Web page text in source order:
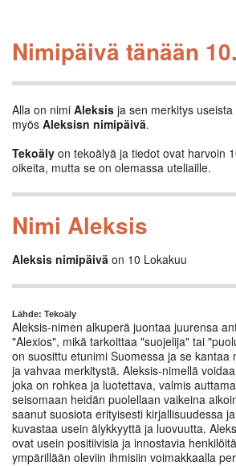
Nimipäivä tänään
Alla on nimi Aleksis ja sen merkitys
myös Aleksisn nimipäivä.
Tekoäly on tekoälyä ja tiedot ovat harvoin
oikeita, mutta se on olemassa uteliaille.
Nimi Aleksis
Aleksis nimipäivä on 10 Lokakuu
Lähde: Tekoäly
Aleksis-nimen alkuperä juontaa juurensa
"Alexios", mikä tarkoittaa "suojelija" tai
on suosittu etunimi Suomessa ja se kantaa
ja vahvaa merkitystä. Aleksis-nimellä
joka on rohkea ja luotettava, valmis
seisomaan heidän puolellaan vaikeina
saanut suosiota erityisesti kirjallisuudessa
kuvastaa usein älykkyyttä ja luovuutta.
ovat usein positiivisia ja innostavia
ympärillään oleviin ihmisiin voimakkaalla